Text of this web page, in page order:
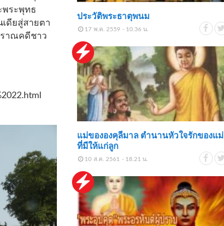
พระพุทธ
เดียสู่สายตา
าณคดีชาว
ประวัติพระธาตุพนม
17 พ.ค. 2559 - 10.36 น.
แม่ขององคุลีมาล ตำนานหัวใจรักของแม่
ที่มีให้แก่ลูก
10 ส.ค. 2561 - 18.21 น.